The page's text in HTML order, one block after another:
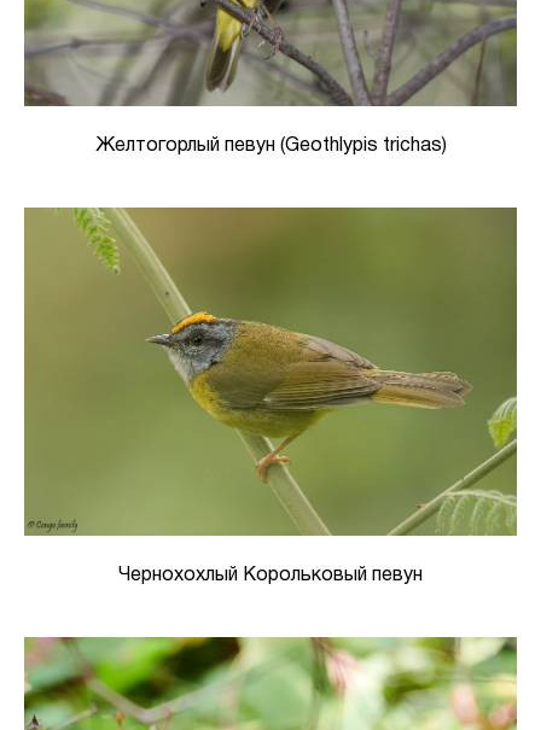
Желтогорлый певун (Geothlypis trichas)
Чернохохлый Корольковый певун